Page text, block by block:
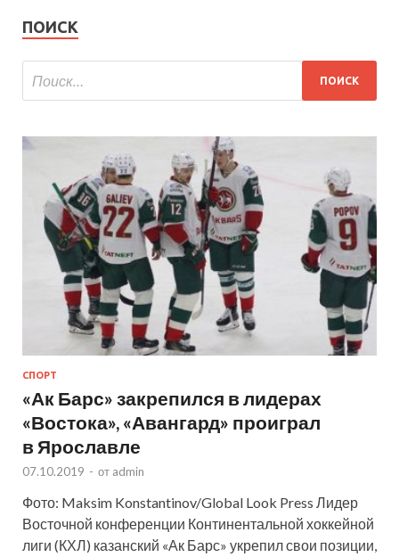
ПОИСК
СПОРТ
«Ак Барс» закрепился в лидерах
«Востока», «Авангард» проиграл
в Ярославле
07.10.2019 - от admin
Фото: Maksim Konstantinov/Global Look Press Лидер
Восточной конференции Континентальной хоккейной
лиги (КХЛ) казанский «Ак Барс» укрепил свои позиции,